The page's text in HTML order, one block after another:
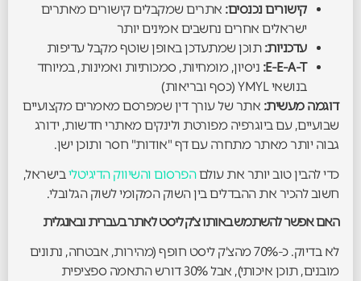
קישורים נכנסים: אתרים שמקבלים קישורים מאתרים
ישראלים אחרים נחשבים אמינים יותר
עדכניות: תוכן שמתעדכן באופן שוטף מקבל עדיפות
E-E-A-T: ניסיון, מומחיות, סמכותיות ואמינות, במיוחד
בנושאי YMYL (כסף ובריאות)
דוגמה מעשית: אתר של עורך דין שמפרסם מאמרים מקצועיים
שבועיים, עם ביוגרפיה מפורטת ולינקים מאתרי חדשות, ידורג
גבוה יותר מאתר מתחרה עם דף "אודות" חסר ותוכן ישן.
כדי להבין טוב יותר את עולםהפרסום והשיווק הדיגיטליבישראל,
חשוב להכיר את ההבדלים בין השוק המקומי לשוק הגלובלי.
האם אפשר להשתמש באותו צ'ק ליסט לאתר בעברית ובאנגלית
לא בדיוק. כ-70% מהצ'ק ליסט חופף (מהירות, אבטחה, נתונים
מובנים, תוכן איכותי), אבל 30% דורש התאמה ספציפית